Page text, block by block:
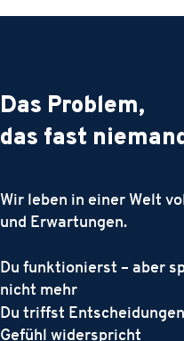
Das Problem,
das fast
Wir leben in einer Welt
und Erwartungen.
Du funktionierst – aber
nicht mehr
Du triffst
Gefühl widerspricht